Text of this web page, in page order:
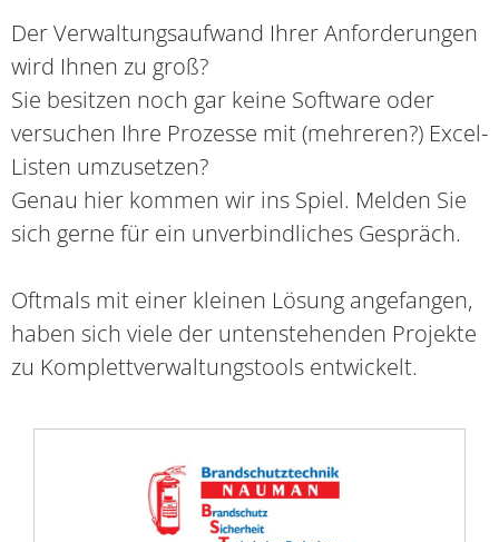
Der Verwaltungsaufwand Ihrer Anforderungen
wird Ihnen zu groß?
Sie besitzen noch gar keine Software oder
versuchen Ihre Prozesse mit (mehreren?) Excel-
Listen umzusetzen?
Genau hier kommen wir ins Spiel. Melden Sie
sich gerne für ein unverbindliches Gespräch.
Oftmals mit einer kleinen Lösung angefangen,
haben sich viele der untenstehenden Projekte
zu Komplettverwaltungstools entwickelt.